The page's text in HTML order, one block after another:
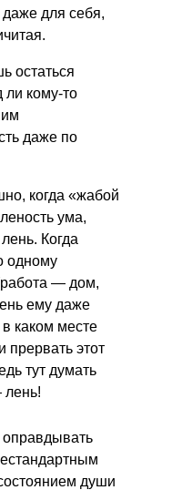
для себя,
остаться
ли кому-то
им
даже по
когда «жабой
ума,
Когда
одному
— дом,
ему даже
в каком месте
прервать этот
тут думать
лень!
души